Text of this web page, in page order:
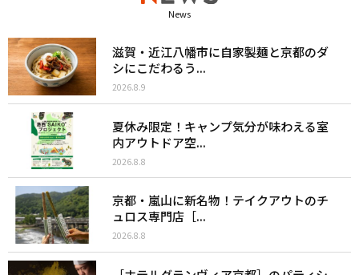
News
滋賀・近江八幡市に自家製麺と京都のダ
シにこだわるう...
2026.8.9
夏休み限定！キャンプ気分が味わえる室
内アウトドア空...
2026.8.8
京都・嵐山に新名物！テイクアウトのチ
ュロス専門店［...
2026.8.8